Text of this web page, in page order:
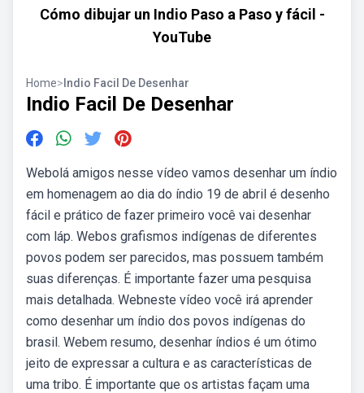
Cómo dibujar un Indio Paso a Paso y fácil -
YouTube
Home> Indio Facil De Desenhar
Indio Facil De Desenhar
Webolá amigos nesse vídeo vamos desenhar um índio
em homenagem ao dia do índio 19 de abril é desenho
fácil e prático de fazer primeiro você vai desenhar
com láp. Webos grafismos indígenas de diferentes
povos podem ser parecidos, mas possuem também
suas diferenças. É importante fazer uma pesquisa
mais detalhada. Webneste vídeo você irá aprender
como desenhar um índio dos povos indígenas do
brasil. Webem resumo, desenhar índios é um ótimo
jeito de expressar a cultura e as características de
uma tribo. É importante que os artistas façam uma